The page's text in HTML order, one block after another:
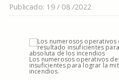
Publicado: 19 / 08 /2022
Los numerosos operativos
insuficientes para lograr la
incendios.